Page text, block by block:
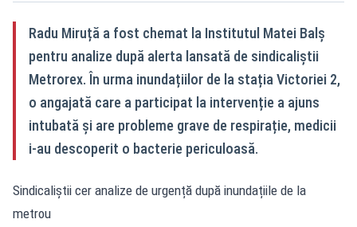
Radu Miruță a fost chemat la Institutul Matei Balș
pentru analize după alerta lansată de sindicaliștii
Metrorex. În urma inundațiilor de la stația Victoriei 2,
o angajată care a participat la intervenție a ajuns
intubată și are probleme grave de respirație, medicii
i-au descoperit o bacterie periculoasă.
Sindicaliștii cer analize de urgență după inundațiile de la
metrou